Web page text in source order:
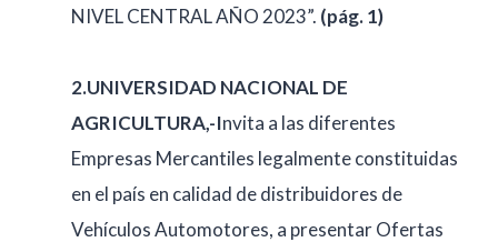
NIVEL CENTRAL AÑO 2023”. (pág. 1)
2.UNIVERSIDAD NACIONAL DE
AGRICULTURA,-Invita a las diferentes
Empresas Mercantiles legalmente constituidas
en el país en calidad de distribuidores de
Vehículos Automotores, a presentar Ofertas